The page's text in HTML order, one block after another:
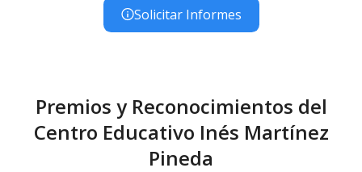
Solicitar Informes
Premios y Reconocimientos del
Centro Educativo Inés Martínez
Pineda